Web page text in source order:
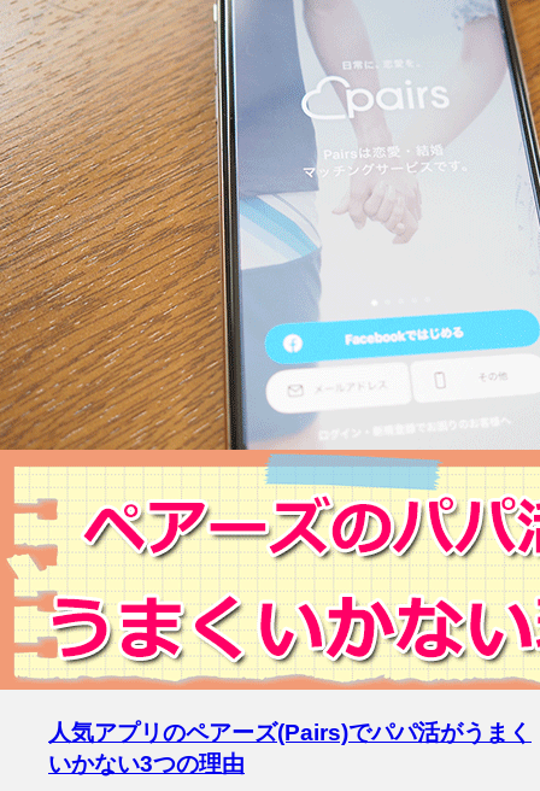
人気アプリのペアーズ(Pairs)でパパ活がうまく
いかない3つの理由